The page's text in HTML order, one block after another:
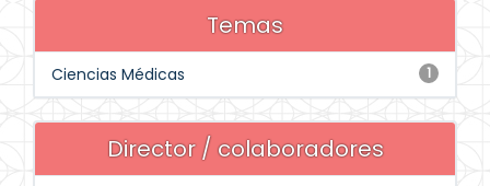
Temas
1
Ciencias Médicas
Director / colaboradores